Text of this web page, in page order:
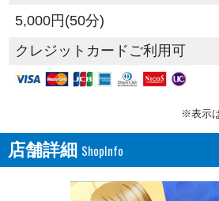
5,000円(50分)
クレジットカードご利用可
※表示
店舗詳細